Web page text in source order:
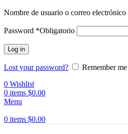
Nombre de usuario o correo electrónico
Password *Obligatorio
Log in
Lost your password?
Remember me
0 Wishlist
0 items $0.00
Menu
0 items $0.00